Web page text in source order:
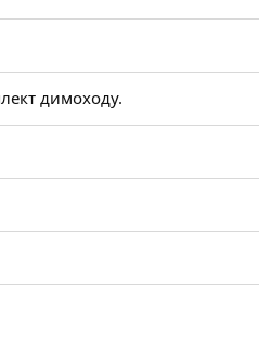
димоходу.